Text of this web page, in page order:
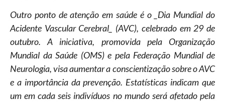
Outro ponto de atenção em saúde é o _Dia Mundial do
Acidente Vascular Cerebral_ (AVC), celebrado em 29 de
outubro. A iniciativa, promovida pela Organização
Mundial da Saúde (OMS) e pela Federação Mundial de
Neurologia, visa aumentar a conscientização sobre o AVC
e a importância da prevenção. Estatísticas indicam que
um em cada seis indivíduos no mundo será afetado pela